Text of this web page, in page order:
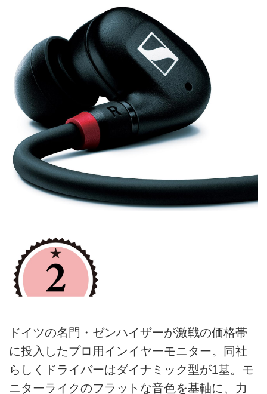
ドイツの名門・ゼンハイザーが激戦の価格帯
に投入したプロ用インイヤーモニター。同社
らしくドライバーはダイナミック型が1基。モ
ニターライクのフラットな音色を基軸に、力